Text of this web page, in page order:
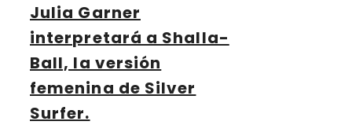
Julia Garner
interpretará a Shalla-
Ball, la versión
femenina de Silver
Surfer.